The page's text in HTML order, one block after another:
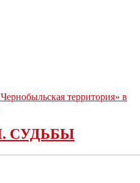
территория» в
СУДЬБЫ